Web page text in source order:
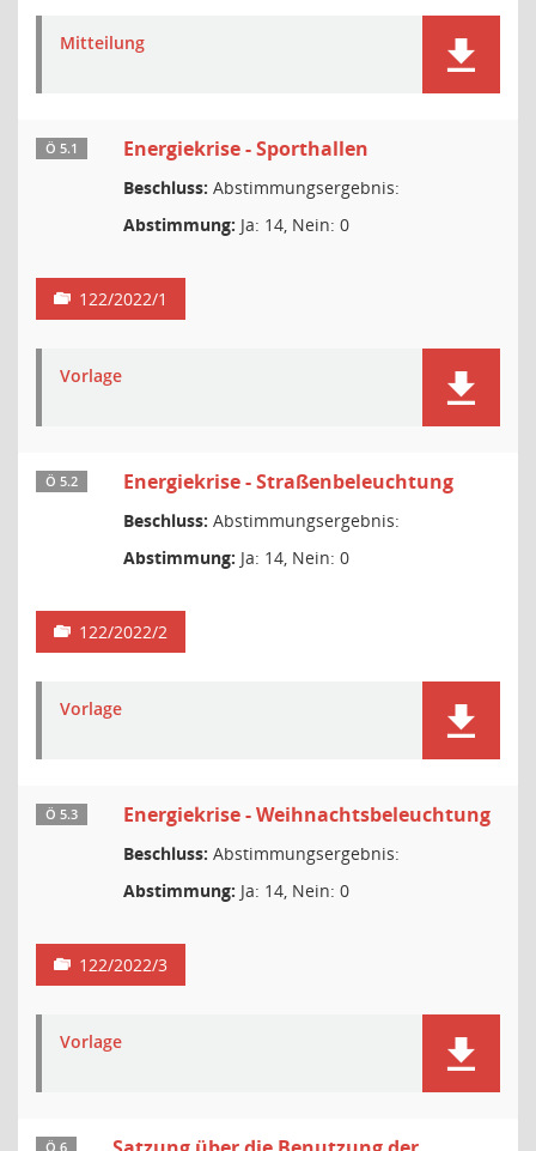
Mitteilung
Ö 5.1 Energiekrise - Sporthallen
Beschluss: Abstimmungsergebnis:
Abstimmung: Ja: 14, Nein: 0
122/2022/1
Vorlage
Ö 5.2 Energiekrise - Straßenbeleuchtung
Beschluss: Abstimmungsergebnis:
Abstimmung: Ja: 14, Nein: 0
122/2022/2
Vorlage
Ö 5.3 Energiekrise - Weihnachtsbeleuchtung
Beschluss: Abstimmungsergebnis:
Abstimmung: Ja: 14, Nein: 0
122/2022/3
Vorlage
Ö 6